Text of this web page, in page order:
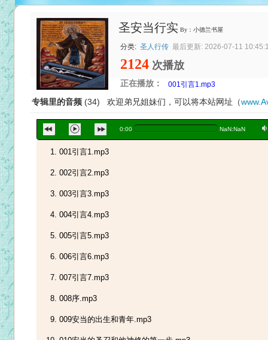
圣安当行实 By：小德兰书屋
分类: 圣人行传 最后更新: 2026-07-11
2124 次播放
正在播放：
专辑里的音频 (34) 欢迎弟兄姐妹们，可以将本站网址（
0:00 NaN:NaN a
001引言1.mp3
001引言1.mp3
002引言2.mp3
003引言3.mp3
004引言4.mp3
005引言5.mp3
006引言6.mp3
007引言7.mp3
008序.mp3
009安当的出生和青年.mp3